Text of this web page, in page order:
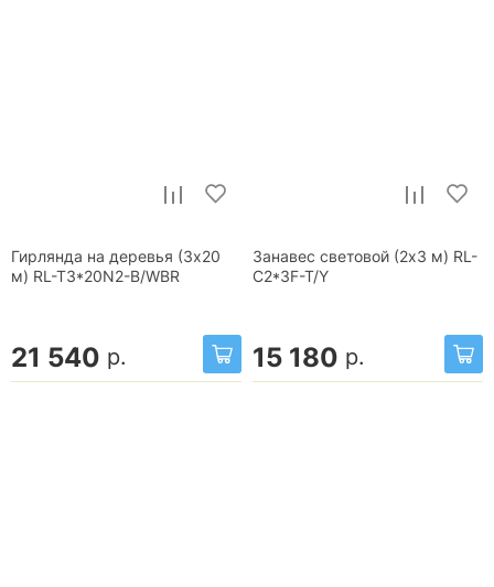
Гирлянда на деревья (3х20
м) RL-T3*20N2-B/WBR
21 540 р.
Занавес световой (2x3 м) RL-
C2*3F-T/Y
15 180 р.